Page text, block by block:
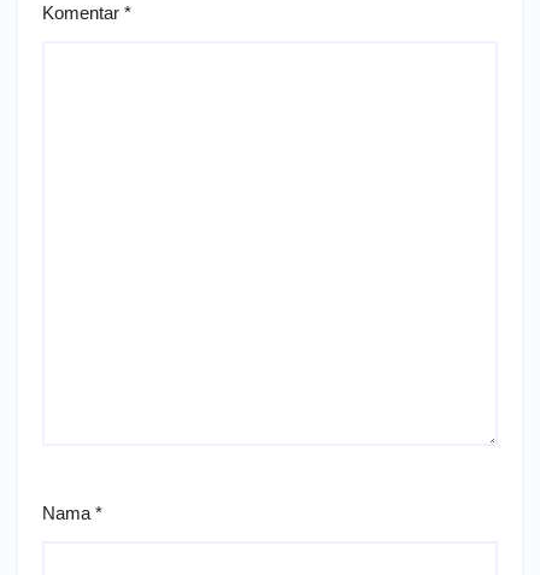
Komentar *
Nama *